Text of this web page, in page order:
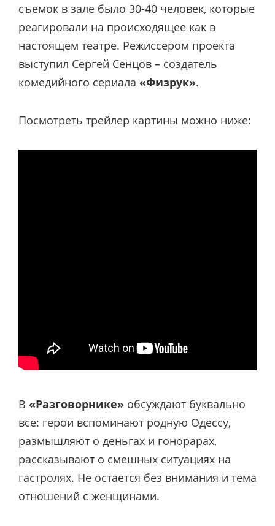
съемок в зале было 30-40 человек, которые
реагировали на происходящее как в
настоящем театре. Режиссером проекта
выступил Сергей Сенцов – создатель
комедийного сериала «Физрук».
Посмотреть трейлер картины можно ниже:
В «Разговорнике» обсуждают буквально
все: герои вспоминают родную Одессу,
размышляют о деньгах и гонорарах,
рассказывают о смешных ситуациях на
гастролях. Не остается без внимания и тема
отношений с женщинами.